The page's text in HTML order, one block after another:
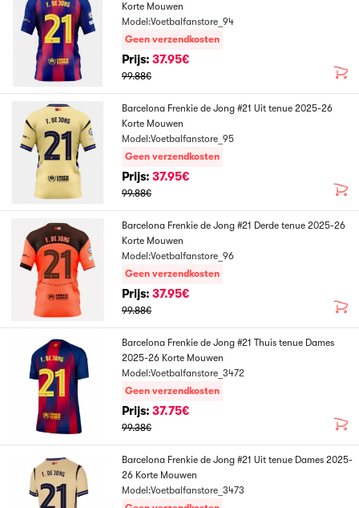
Korte Mouwen
Model:Voetbalfanstore_94
Geen verzendkosten
Prijs: 37.95€
99.88€
Barcelona Frenkie de Jong #21 Uit tenue 2025-26
Korte Mouwen
Model:Voetbalfanstore_95
Geen verzendkosten
Prijs: 37.95€
99.88€
Barcelona Frenkie de Jong #21 Derde tenue 2025-26
Korte Mouwen
Model:Voetbalfanstore_96
Geen verzendkosten
Prijs: 37.95€
99.88€
Barcelona Frenkie de Jong #21 Thuis tenue Dames
2025-26 Korte Mouwen
Model:Voetbalfanstore_3472
Geen verzendkosten
Prijs: 37.75€
99.38€
Barcelona Frenkie de Jong #21 Uit tenue Dames 2025-
26 Korte Mouwen
Model:Voetbalfanstore_3473